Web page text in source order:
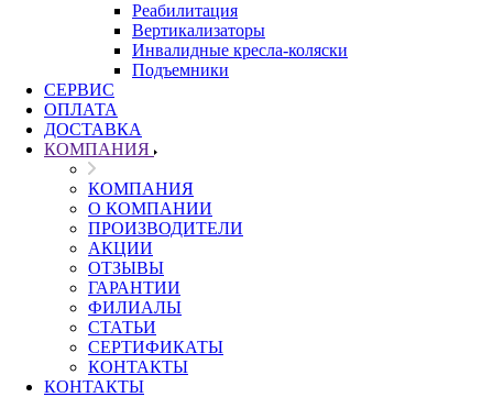
Реабилитация
Вертикализаторы
Инвалидные кресла-коляски
Подъемники
СЕРВИС
ОПЛАТА
ДОСТАВКА
КОМПАНИЯ
КОМПАНИЯ
О КОМПАНИИ
ПРОИЗВОДИТЕЛИ
АКЦИИ
ОТЗЫВЫ
ГАРАНТИИ
ФИЛИАЛЫ
СТАТЬИ
СЕРТИФИКАТЫ
КОНТАКТЫ
КОНТАКТЫ